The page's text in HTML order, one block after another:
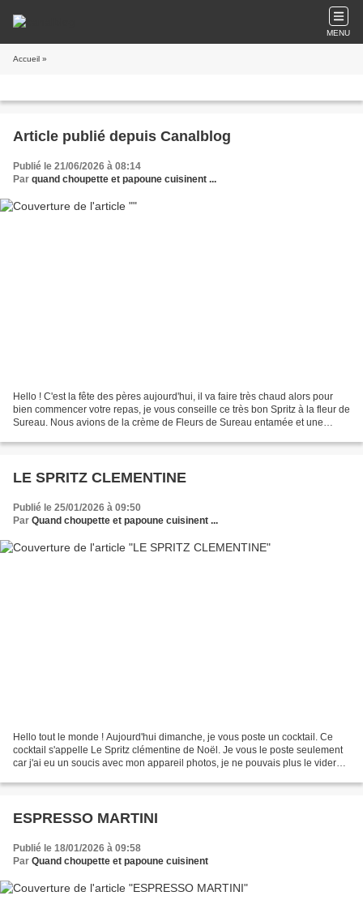
MENU
Accueil »
Article publié depuis Canalblog
Publié le 21/06/2026 à 08:14
Par quand choupette et papoune cuisinent ...
Hello ! C'est la fête des pères aujourd'hui, il va faire très chaud alors pour
bien commencer votre repas, je vous conseille ce très bon Spritz à la fleur de
Sureau. Nous avions de la crème de Fleurs de Sureau entamée et une
LE SPRITZ CLEMENTINE
Publié le 25/01/2026 à 09:50
Par Quand choupette et papoune cuisinent ...
Hello tout le monde ! Aujourd'hui dimanche, je vous poste un cocktail. Ce
cocktail s'appelle Le Spritz clémentine de Noël. Je vous le poste seulement
car j'ai eu un soucis avec mon appareil photos, je ne pouvais plus le vider
ESPRESSO MARTINI
Publié le 18/01/2026 à 09:58
Par Quand choupette et papoune cuisinent